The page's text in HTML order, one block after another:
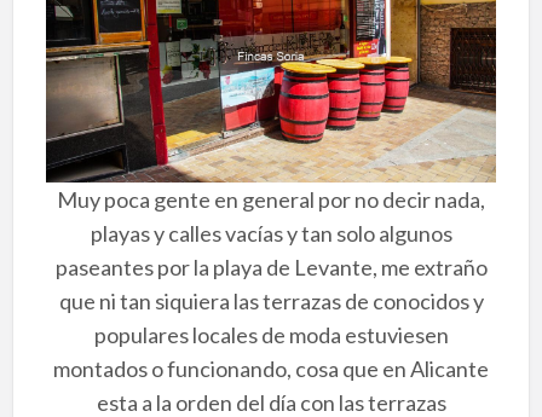
Muy poca gente en general por no decir nada,
playas y calles vacías y tan solo algunos
paseantes por la playa de Levante, me extraño
que ni tan siquiera las terrazas de conocidos y
populares locales de moda estuviesen
montados o funcionando, cosa que en Alicante
esta a la orden del día con las terrazas